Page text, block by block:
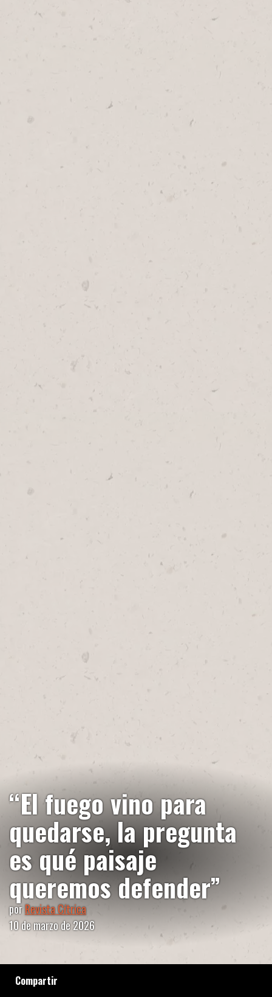
Compartir
“El fuego vino para
quedarse, la pregunta
es qué paisaje
queremos defender”
porRevista Cítrica
10 de marzo de 2026